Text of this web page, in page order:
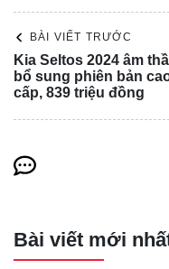
kém cạnh bất kỳ mẫu
Đèn hậu LED kép sắc
điện tử không chỉ tôn
lại trải nghiệm lái phấn
BÀI VIẾT TRƯỚC
Kia Seltos 2024 âm
bổ sung phiên bản
cấp, 839 triệu đồng
Bài viết mới